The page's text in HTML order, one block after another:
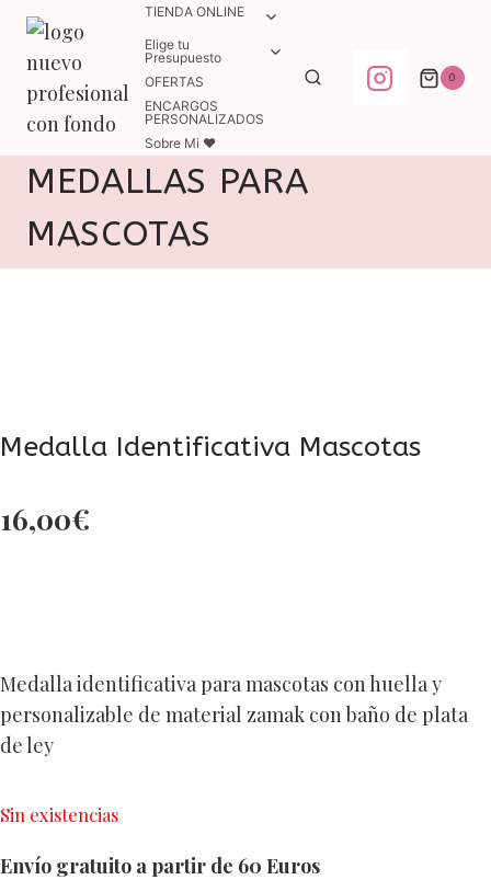
Saltar
contenido
TIENDA ONLINE
ALTERNAR
HIJO
Elige tu
Presupuesto
ALTERNAR
MENÚ
OFERTAS
ENCARGOS
PERSONALIZADOS
Sobre Mi ♥
0
MEDALLAS PARA
MASCOTAS
Medalla Identificativa Mascotas
16,00€
Medalla identificativa para mascotas con huella y
personalizable de material zamak con baño de plata
de ley
Sin existencias
Envío gratuito a partir de 60 Euros